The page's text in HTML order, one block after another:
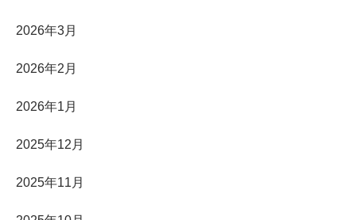
2026年3月
2026年2月
2026年1月
2025年12月
2025年11月